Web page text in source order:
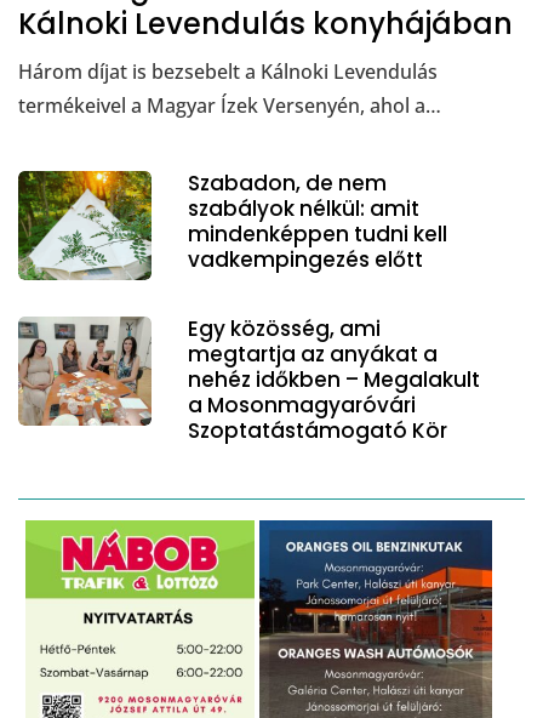
Kálnoki Levendulás konyhájában
Három díjat is bezsebelt a Kálnoki Levendulás
termékeivel a Magyar Ízek Versenyén, ahol a…
Szabadon, de nem
szabályok nélkül: amit
mindenképpen tudni kell
vadkempingezés előtt
Egy közösség, ami
megtartja az anyákat a
nehéz időkben – Megalakult
a Mosonmagyaróvári
Szoptatástámogató Kör